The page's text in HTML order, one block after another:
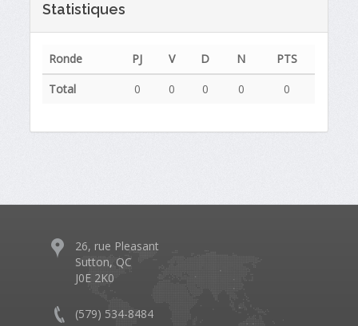
Statistiques
Ronde PJ V D N
PTS
Total
0 0 0 0 0
26, rue Pleasant
Sutton, QC
J0E 2K0
(579) 534-8484